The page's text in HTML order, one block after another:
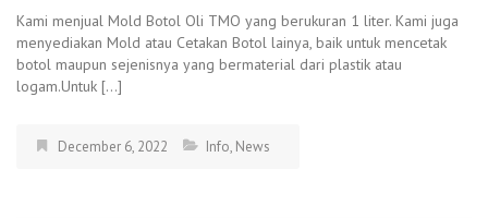
Kami menjual Mold Botol Oli TMO yang berukuran 1 liter. Kami juga
menyediakan Mold atau Cetakan Botol lainya, baik untuk mencetak
botol maupun sejenisnya yang bermaterial dari plastik atau
logam.Untuk […]
December 6, 2022 Info, News